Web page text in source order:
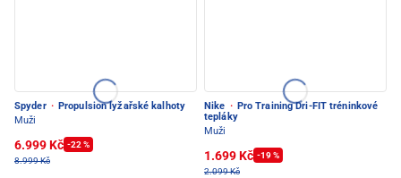
Spyder · Propulsion lyžařské kalhoty
Muži
6.999 Kč -22 %
8.999 Kč
Nike · Pro Training Dri-FIT tréninkové
tepláky
Muži
1.699 Kč -19 %
2.099 Kč